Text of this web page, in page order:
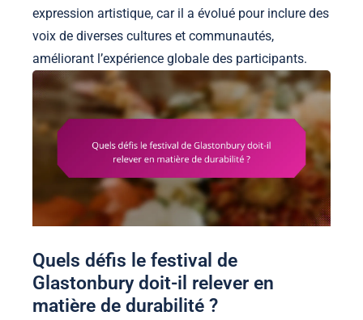
expression artistique, car il a évolué pour inclure des
voix de diverses cultures et communautés,
améliorant l’expérience globale des participants.
Quels défis le festival de
Glastonbury doit-il relever en
matière de durabilité ?